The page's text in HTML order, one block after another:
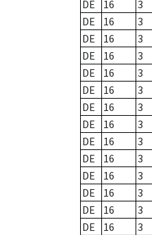
DE
16 3
DE
16 3
DE
16 3
DE
16 3
DE
16 3
DE
16 3
DE
16 3
DE
16 3
DE
16 3
DE
16 3
DE
16 3
DE
16 3
DE
16 3
DE
16 3